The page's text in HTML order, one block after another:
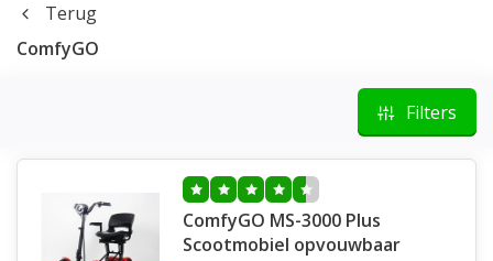
Terug
ComfyGO
Filters
ComfyGO MS-3000 Plus
Scootmobiel opvouwbaar